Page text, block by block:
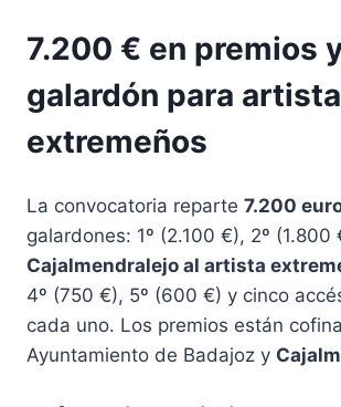
7.200 € en premios
galardón para
extremeños
La convocatoria reparte 7.200
galardones: 1º (2.100 €), 2º (1.800
Cajalmendralejo al artista
4º (750 €), 5º (600 €) y cinco
cada uno. Los premios están
Ayuntamiento de Badajoz y